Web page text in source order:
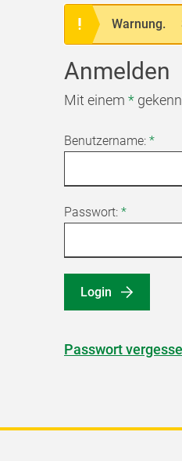
Warnung.
Anmelden
Mit einem *
Benutzername: *
Passwort: *
Login
Passwort